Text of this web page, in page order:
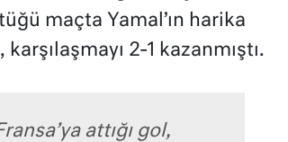
maçta Yamal’ın harika
2-1 kazanmıştı.
attığı gol,